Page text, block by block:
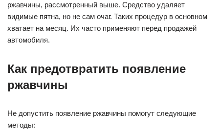
ржавчины, рассмотренный выше. Средство удаляет
видимые пятна, но не сам очаг. Таких процедур в основном
хватает на месяц. Их часто применяют перед продажей
автомобиля.
Как предотвратить появление
ржавчины
Не допустить появление ржавчины помогут следующие
методы: